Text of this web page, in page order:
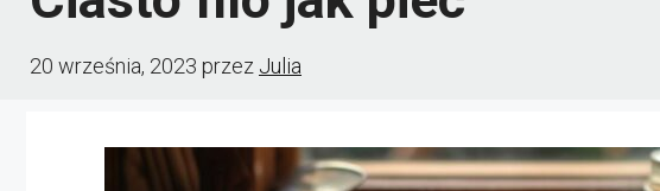
20 września, 2023 przez Julia